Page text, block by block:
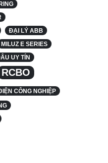
ĐẠI LÝ ABB
MILUZ E SERIES
UY TÍN
RCBO
CÔNG NGHIỆP